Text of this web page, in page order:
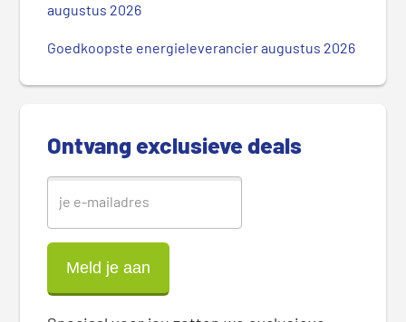
d
augustus 2026
Goedkoopste energieleverancier augustus 2026
Ontvang exclusieve deals